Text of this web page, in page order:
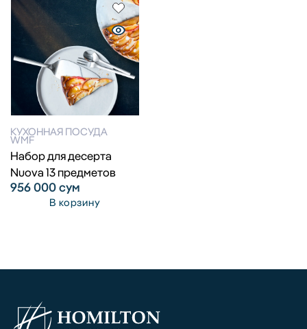
КУХОННАЯ ПОСУДА
WMF
Набор для десерта
Nuova 13 предметов
956 000сум
В корзину